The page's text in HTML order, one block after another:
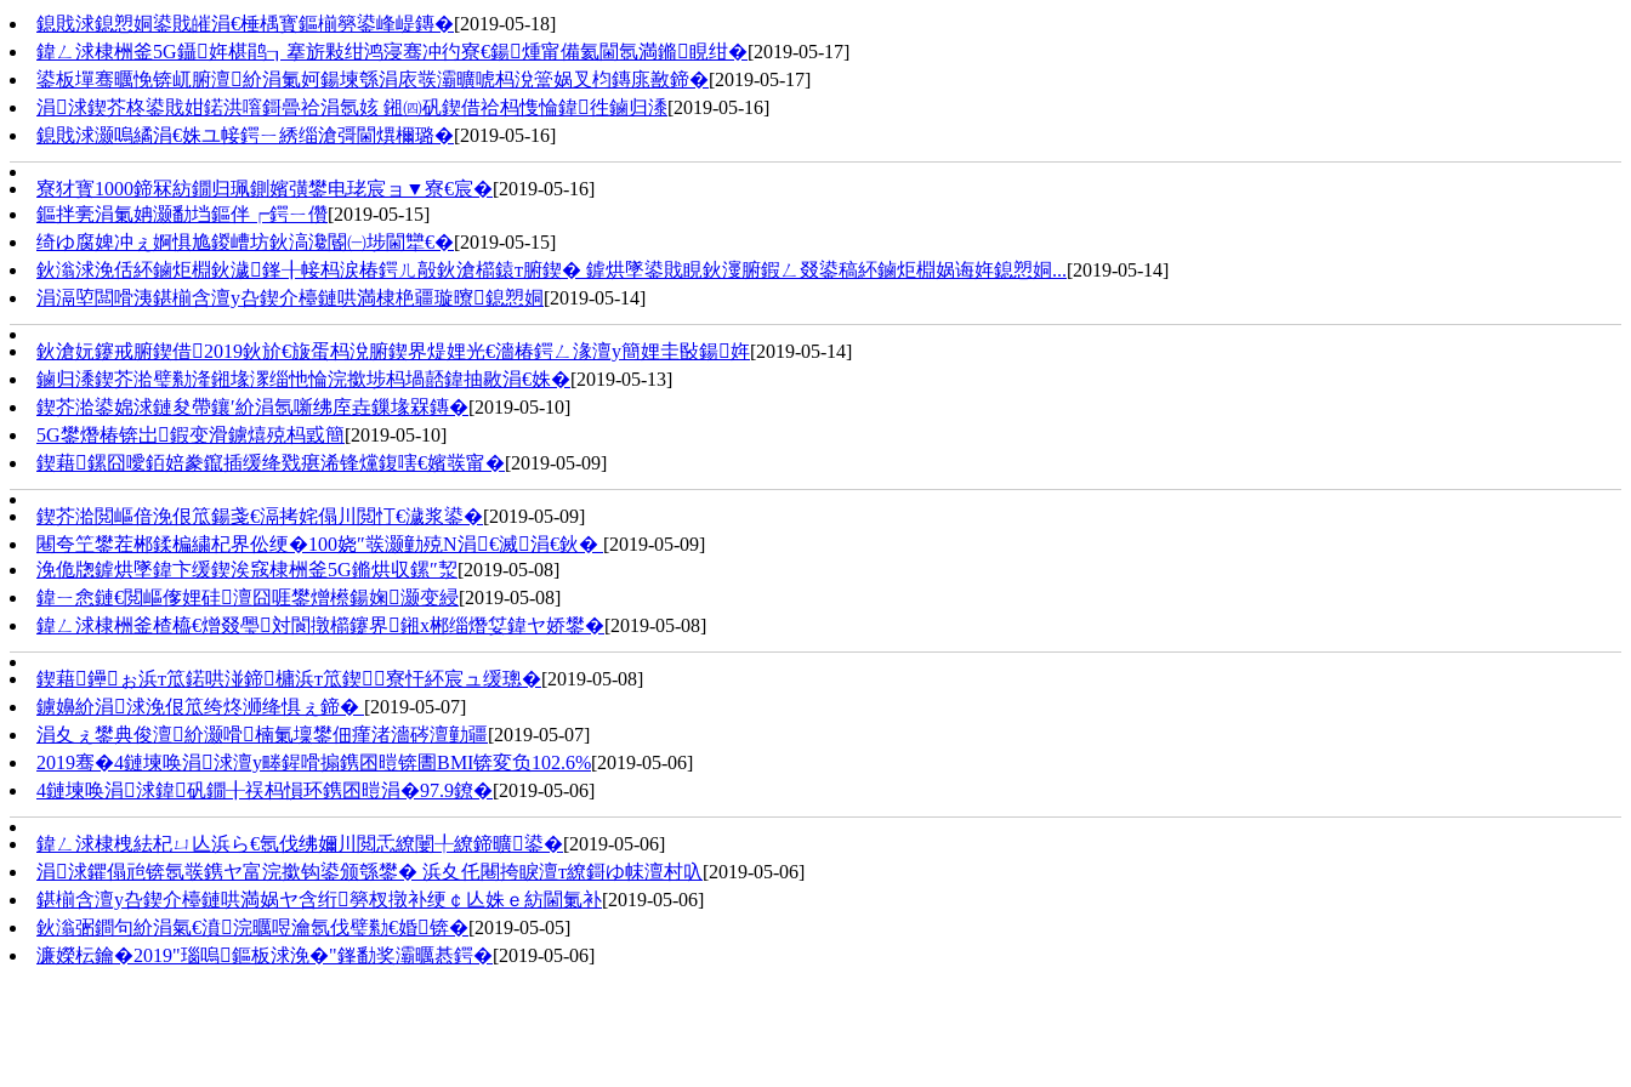
鎴戝浗鎴愬姛鍙戝皠涓€棰楀寳鏂椾簩鍙峰崼鏄�[2019-05-18]
鍏ㄥ浗棣栦釜5G鑷姩椹鹃┒搴旂敤绀鸿寖骞冲彴寮€鍚煄甯備氦閫氬満鏅睍绀�[2019-05-17]
鍙板墠骞曞悗锛屼腑澶紒涓氭妸鍚堜綔涓庡彂灞曠唬杩涗簹娲叉枃鏄庣敾鍗�[2019-05-17]
涓浗鍥芥柊鍙戝姏鍩洪噾鎶曡祫涓氬姟 鎺㈣矾鍥借祫杩愯惀鍏徃鏀归潻[2019-05-16]
鎴戝浗灏嗚繘涓€姝ユ帹鍔ㄧ綉缁滄彁閫熼檷璐�[2019-05-16]
寮犲寳1000鍗冧紡鐗归珮鍘嬪彉鐢电珯宸ョ▼寮€宸�[2019-05-16]
鏂拌亴涓氭姌灏勫垱鏂伴┍鍔ㄧ儹[2019-05-15]
绮ゆ腐婢冲ぇ婀惧尯鍐嶆坊鈥滈瀺閽㈠埗閫犫€�[2019-05-15]
鈥滃浗浼佸紑鏀炬棩鈥濊鎽╂帹杩涙椿鍔ㄦ毃鈥滄櫤鎱т腑鍥� 鎼烘墜鍙戝睍鈥濅腑鍜ㄥ叕鍙稿紑鏀炬棩娲诲姩鎴愬姛...[2019-05-14]
涓滆埅闆嗗洟鍖椾含澶у叴鍥介檯鏈哄満棣栬疆璇曢鎴愬姛[2019-05-14]
鈥滄妧鑳戒腑鍥借2019鈥斺€旇蛋杩涗腑鍥界煶娌光€濇椿鍔ㄥ湪澶у簡娌圭敯鍚姩[2019-05-14]
鏀归潻鍥芥湁璧勬湰鎺堟潈缁忚惀浣撳埗杩堝嚭鍏抽敭涓€姝�[2019-05-13]
鍥芥湁鍙婂浗鏈夋帶鑲′紒涓氬噺绋庢垚鏁堟槑鏄�[2019-05-10]
5G鐢熸椿锛岀鍜变滑鐪熺殑杩戜簡[2019-05-10]
鍥藉鏍囧噯銆婄豢鑹插缓绛戣瘎浠锋爣鍑嗐€嬪彂甯�[2019-05-09]
鍥芥湁閲嶇偣浼佷笟鍚戔€滆拷姹傝川閲忊€濊浆鍙�[2019-05-09]
闀夸笁鐢茬郴鍒楄繍杞界伀绠�100娆″彂灏勭殑N涓€滅涓€鈥� [2019-05-09]
浼佹牎鎼烘墜鍏卞缓鍥涘窛棣栦釜5G鏅烘収鏍″洯[2019-05-08]
鍏ㄧ悆鏈€閲嶇偧娌硅澶囧啀鐢熷櫒鍚婅灏变綅[2019-05-08]
鍏ㄥ浗棣栦釜楂橀€熷叕璺対閬撴櫤鑳界鎺х郴缁熸姇鍏ヤ娇鐢�[2019-05-08]
鍥藉鑸ぉ浜т笟鍩哄湴鍗槦浜т笟鍥寮忓紑宸ュ缓璁�[2019-05-08]
鐪嬶紒涓浗浼佷笟绔炵浉绛惧ぇ鍗� [2019-05-07]
涓夊ぇ鐢典俊澶紒灏嗗楠氭壈鐢佃瘽渚濇硶澶勭疆[2019-05-07]
2019骞�4鏈堜唤涓浗澶у畻鍟嗗搧鎸囨暟锛圕BMI锛変负102.6%[2019-05-06]
4鏈堜唤涓浗鍏矾鐗╂祦杩愪环鎸囨暟涓�97.9鐐�[2019-05-06]
鍏ㄥ浗棣栧紶杞ㄩ亾浜ら€氬伐绋嬭川閲忎繚闄╀繚鍗曠鍙�[2019-05-06]
涓浗鑺傝兘锛氬彂鎸ヤ富浣撳钩鍙颁綔鐢� 浜夊仛闀挎睙澶т繚鎶ゆ帓澶村叺[2019-05-06]
鍖椾含澶у叴鍥介檯鏈哄満娲ヤ含绗簩杈撴补绠￠亾姝ｅ紡閫氭补[2019-05-06]
鈥滃弻鐧句紒涓氣€濆浣曞喅瀹氬伐璧勬€婚锛�[2019-05-05]
濂嬫枟鑰�2019"瑙嗚鏂板浗浼�"鎽勫奖灞曞惎鍔�[2019-05-06]